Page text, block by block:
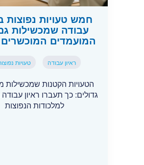
חמש טעויות נפוצות
עבודה שמכשילות
המועמדים המוכשרים
ראיון עבודה טעויות
הטעויות הקטנות שמכשילות
גדולים: כך תעברו ראיון עבודה
למלכודות הנפוצות